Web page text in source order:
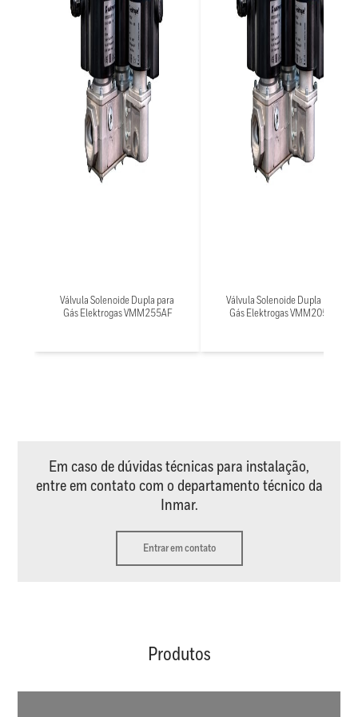
Válvula Solenoide Dupla para
Gás Elektrogas VMM255AF
Válvula Solenoide Dupla para
Gás Elektrogas VMM205BS
Em caso de dúvidas técnicas para instalação,
entre em contato com o departamento técnico da
Inmar.
Entrar em contato
Produtos